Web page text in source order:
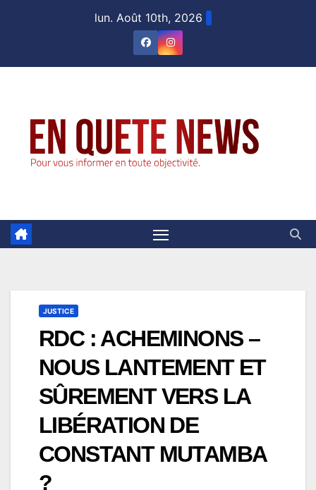
lun. Août 10th, 2026
JUSTICE
RDC : ACHEMINONS –
NOUS LANTEMENT ET
SÛREMENT VERS LA
LIBÉRATION DE
CONSTANT MUTAMBA
?